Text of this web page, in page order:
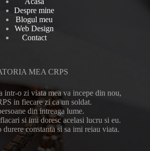
Despre mine
Blogul meu
Web Design
Contact
MEA CRPS
intr-o zi viata mea va incepe din nou,
in fiecare zi ca un soldat.
din intreaga lume.
si imi doresc acelasi lucru si eu.
durere constanta si sa imi reiau viata.